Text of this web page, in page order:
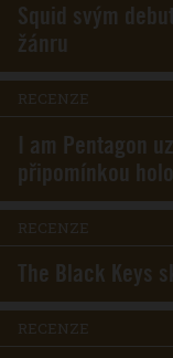
Squid svým
žánru
RECENZE
I am Pentagon
připomínkou
RECENZE
The Black Keys
RECENZE